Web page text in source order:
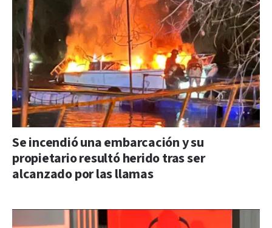
Se incendió una embarcación y su
propietario resultó herido tras ser
alcanzado por las llamas